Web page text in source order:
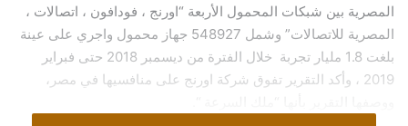
المصرية بين شبكات المحمول الأربعة “اورنج ، فودافون ، اتصالات ،
المصرية للاتصالات” وشمل 548927 جهاز محمول واجري على عينة
بلغت 1.8 مليار تجربة خلال الفترة من ديسمبر 2018 حتى فبراير
2019 ، وأكد التقرير تفوق شركة اورنج على منافسيها في مصر،